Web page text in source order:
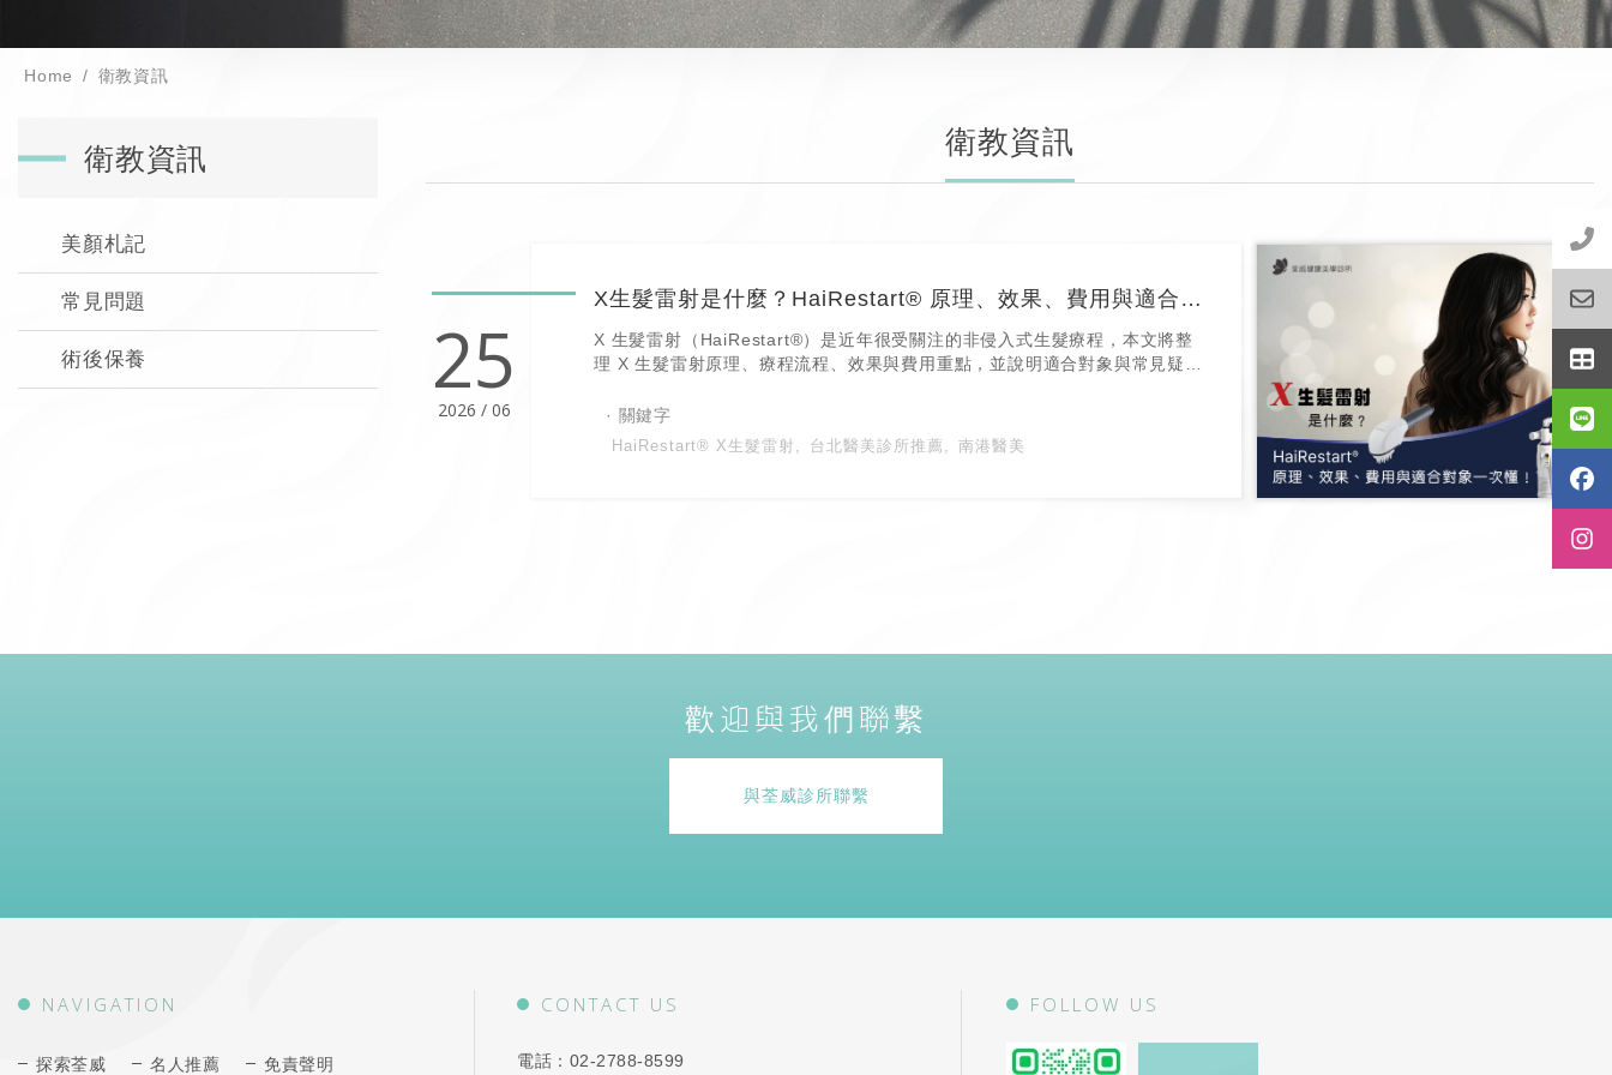
Home 衛教資訊
衛教資訊
美顏札記
常見問題
術後保養
衛教資訊
25
2026 / 06
X生髮雷射是什麼？HaiRestart® 原理、效果、費用與適合對象一次懂！
X 生髮雷射（HaiRestart®）是近年很受關注的非侵入式生髮療程，本文將整
理 X 生髮雷射原理、療程流程、效果與費用重點，並說明適合對象與常見疑
HaiRestart® X生髮雷射 台北醫美診所推薦 南港醫美
歡迎與我們聯繫
與荃威診所聯繫
NAVIGATION
探索荃威 名人推薦 免責聲明
CONTACT US
電話： 02-2788-8599
FOLLOW US